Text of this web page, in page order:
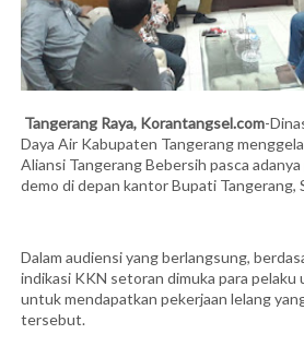
Tangerang Raya, Korantangsel.com-
Daya Air Kabupaten Tangerang
Aliansi Tangerang Bebersih pasca
demo di depan kantor Bupati Tangerang,
Dalam audiensi yang berlangsung,
indikasi KKN setoran dimuka para pelaku
untuk mendapatkan pekerjaan lelang
tersebut.